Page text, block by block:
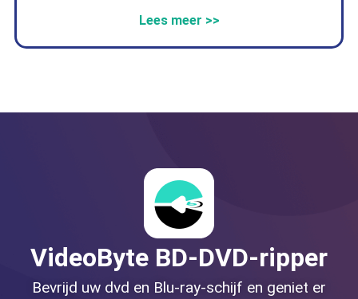
Lees meer >>
VideoByte BD-DVD-ripper
Bevrijd uw dvd en Blu-ray-schijf en geniet er